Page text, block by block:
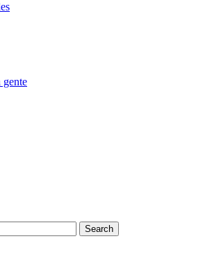
gente
Search